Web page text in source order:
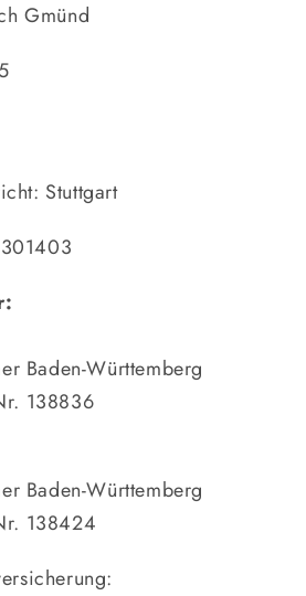
Gmünd
Stuttgart
Baden-Württemberg
138836
Baden-Württemberg
138424